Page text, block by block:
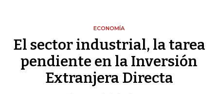
ECONOMÍA
El sector industrial, la tarea
pendiente en la Inversión
Extranjera Directa